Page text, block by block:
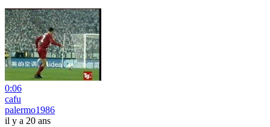
0:06
cafu
palermo1986
il y a 20 ans